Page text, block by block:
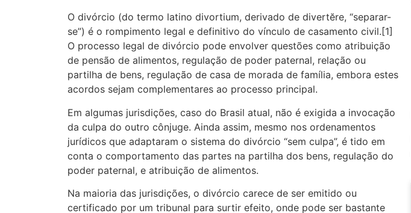
O divórcio (do termo latino divortium, derivado de divertĕre, “separar-
se”) é o rompimento legal e definitivo do vínculo de casamento civil.[1]
O processo legal de divórcio pode envolver questões como atribuição
de pensão de alimentos, regulação de poder paternal, relação ou
partilha de bens, regulação de casa de morada de família, embora estes
acordos sejam complementares ao processo principal.
Em algumas jurisdições, caso do Brasil atual, não é exigida a invocação
da culpa do outro cônjuge. Ainda assim, mesmo nos ordenamentos
jurídicos que adaptaram o sistema do divórcio “sem culpa”, é tido em
conta o comportamento das partes na partilha dos bens, regulação do
poder paternal, e atribuição de alimentos.
Na maioria das jurisdições, o divórcio carece de ser emitido ou
certificado por um tribunal para surtir efeito, onde pode ser bastante